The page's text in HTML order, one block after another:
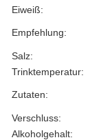
Eiweiß:
Empfehlung:
Salz:
Trinktemperatur:
Zutaten:
Verschluss:
Alkoholgehalt: